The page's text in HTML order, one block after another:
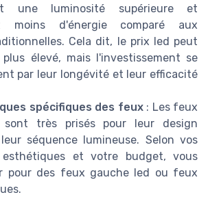
une luminosité supérieure et
moins d'énergie comparé aux
Cela dit, le prix led peut
élevé, mais l'investissement se
par leur longévité et leur efficacité
spécifiques des feux: Les feux
sont très prisés pour leur design
séquence lumineuse. Selon vos
esthétiques et votre budget, vous
pour des feux gauche led ou feux